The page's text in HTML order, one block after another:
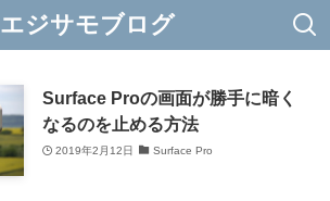
エジサモブログ
Surface Proの画面が勝手に暗く
なるのを止める方法
2019年2月12日 Surface Pro